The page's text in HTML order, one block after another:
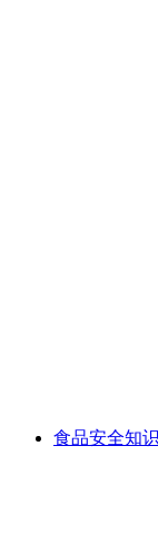
食品安全知识